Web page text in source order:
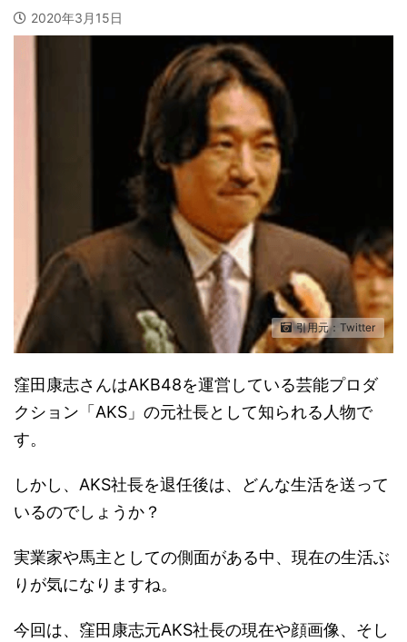
2020年3月15日
引用元：Twitter
窪田康志さんはAKB48を運営している芸能プロダ
クション「AKS」の元社長として知られる人物で
す。
しかし、AKS社長を退任後は、どんな生活を送って
いるのでしょうか？
実業家や馬主としての側面がある中、現在の生活ぶ
りが気になりますね。
今回は、窪田康志元AKS社長の現在や顔画像、そし